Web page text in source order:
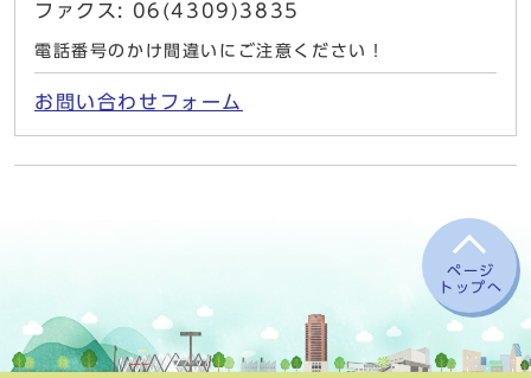
ファクス: 06(4309)3835
電話番号のかけ間違いにご注意ください！
お問い合わせフォーム
ページ
トップへ